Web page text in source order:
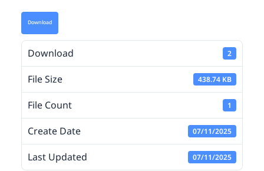
Download
Download 2
File Size 438.74 KB
File Count 1
Create Date 07/11/2025
Last Updated 07/11/2025